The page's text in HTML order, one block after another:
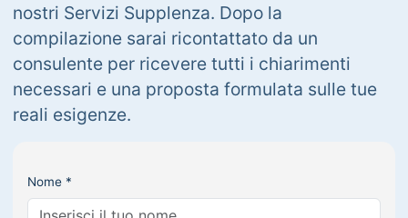
nostri Servizi Supplenza. Dopo la
compilazione sarai ricontattato da un
consulente per ricevere tutti i chiarimenti
necessari e una proposta formulata sulle tue
reali esigenze.
Nome *